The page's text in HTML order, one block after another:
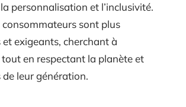
personnalisation et l’inclusivité.
consommateurs sont plus
et exigeants, cherchant à
tout en respectant la planète et
de leur génération.